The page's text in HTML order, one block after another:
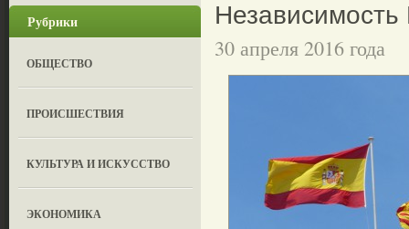
Рубрики
ОБЩЕСТВО
ПРОИСШЕСТВИЯ
КУЛЬТУРА И ИСКУССТВО
ЭКОНОМИКА
Независимость
30 апреля 2016 года